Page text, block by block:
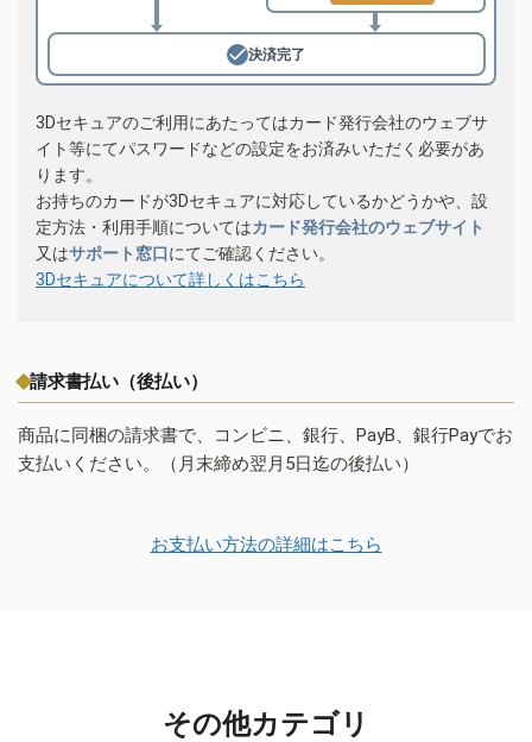
決済完了
3Dセキュアのご利用にあたってはカード発行会社のウェブサ
イト等にてパスワードなどの設定をお済みいただく必要があ
ります。
お持ちのカードが3Dセキュアに対応しているかどうかや、設
定方法・利用手順についてはカード発行会社のウェブサイト
又はサポート窓口にてご確認ください。
3Dセキュアについて詳しくはこちら
請求書払い（後払い）
商品に同梱の請求書で、コンビニ、銀行、PayB、銀行Payでお
支払いください。（月末締め翌月5日迄の後払い）
お支払い方法の詳細はこちら
その他カテゴリ